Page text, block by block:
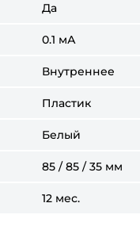
Да
0.1 мА
Внутреннее
Пластик
Белый
85 / 85 / 35 мм
12 мес.